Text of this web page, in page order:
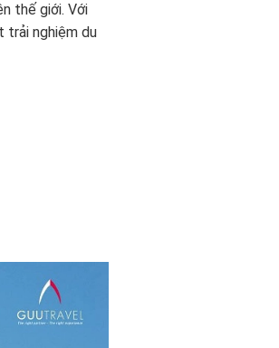
thế giới. Với
trải nghiệm du